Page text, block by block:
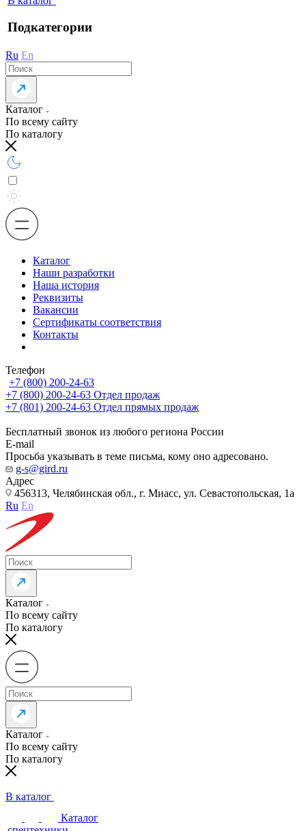
Подкатегории
Ru En
Каталог
По всему сайту
По каталогу
Каталог
Наши разработки
Наша история
Реквизиты
Вакансии
Сертификаты соответствия
Контакты
Телефон
+7 (800) 200-24-63
+7 (800) 200-24-63 Отдел продаж
+7 (801) 200-24-63 Отдел прямых продаж
Бесплатный звонок из любого региона России
E-mail
Просьба указывать в теме письма, кому оно адресовано.
g-s@gird.ru
Адрес
456313, Челябинская обл., г. Миасс, ул. Севастопольская, 1а
Ru En
Каталог
По всему сайту
По каталогу
Каталог
По всему сайту
По каталогу
В каталог
Каталог